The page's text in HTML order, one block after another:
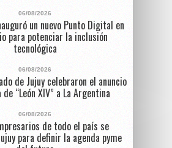
06/08/2026
un nuevo Punto Digital en
para potenciar la inclusión
tecnológica
06/08/2026
de Jujuy celebraron el anuncio
“León XIV” a La Argentina
06/08/2026
de todo el país se
para definir la agenda pyme